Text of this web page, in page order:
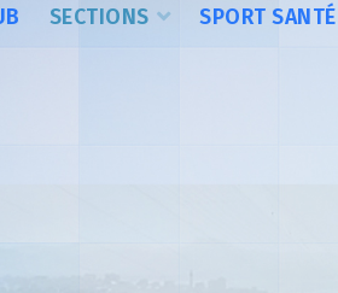
SECTIONS SPORT SANTÉ